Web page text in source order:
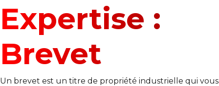
Expertise :
Brevet
Un brevet est un titre de propriété industrielle qui vous